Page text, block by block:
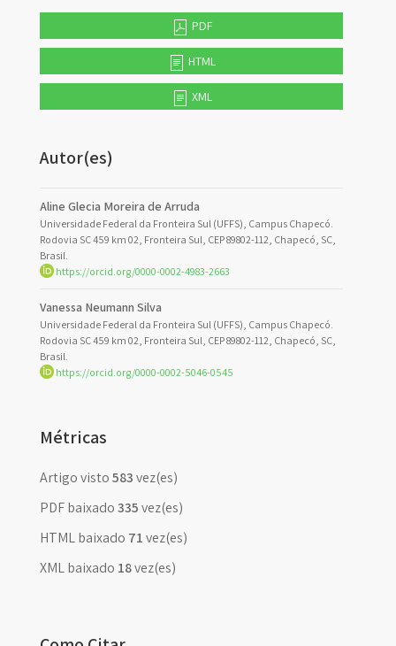
PDF
HTML
XML
Autor(es)
Aline Glecia Moreira de Arruda
Universidade Federal da Fronteira Sul (UFFS), Campus Chapecó.
Rodovia SC 459 km 02, Fronteira Sul, CEP 89802-112, Chapecó, SC,
Brasil.
https://orcid.org/0000-0002-4983-2663
Vanessa Neumann Silva
Universidade Federal da Fronteira Sul (UFFS), Campus Chapecó.
Rodovia SC 459 km 02, Fronteira Sul, CEP 89802-112, Chapecó, SC,
Brasil.
https://orcid.org/0000-0002-5046-0545
Métricas
Artigo visto583vez(es)
PDF baixado335vez(es)
HTML baixado 71vez(es)
XML baixado 18vez(es)